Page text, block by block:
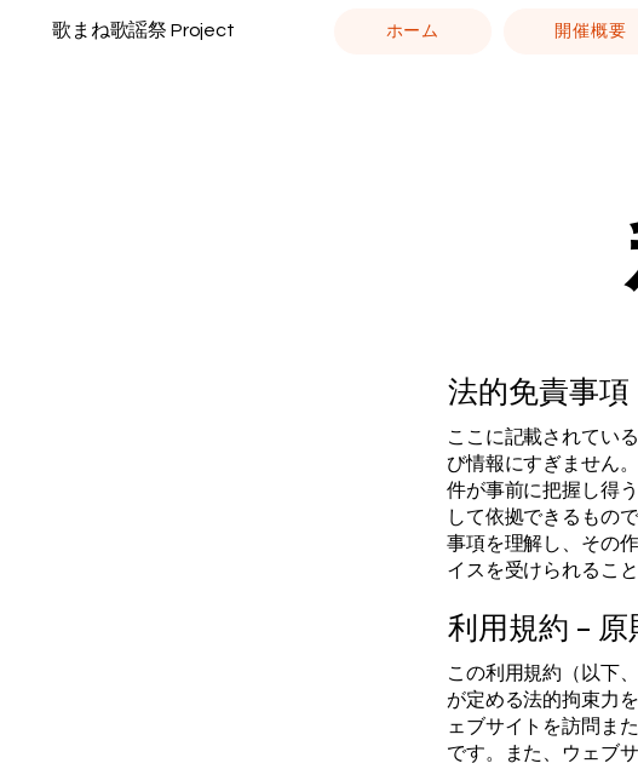
歌まね歌謡祭 Project ホーム 開催概要
法的免責事項
ここに記載されてい
び情報にすぎません
件が事前に把握し得
して依拠できるもの
事項を理解し、その
イスを受けられるこ
利用規約 – 原
この利用規約（以下
が定める法的拘束力
ェブサイトを訪問ま
です。また、ウェブ